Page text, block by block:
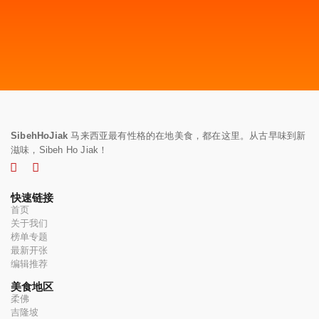
SibehHoJiak 马来西亚最有性格的在地美食，都在这里。从古早味到新
滋味，Sibeh Ho Jiak！
快速链接
首页
关于我们
榜单专题
最新开张
编辑推荐
美食地区
柔佛
吉隆坡